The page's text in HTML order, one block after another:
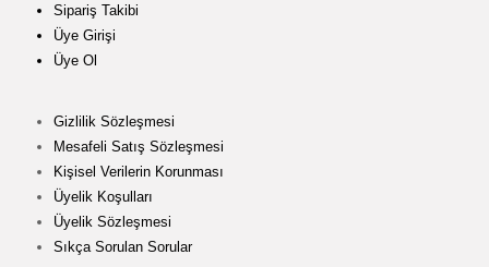
Sipariş Takibi
Üye Girişi
Üye Ol
Gizlilik Sözleşmesi
Mesafeli Satış Sözleşmesi
Kişisel Verilerin Korunması
Üyelik Koşulları
Üyelik Sözleşmesi
Sıkça Sorulan Sorular